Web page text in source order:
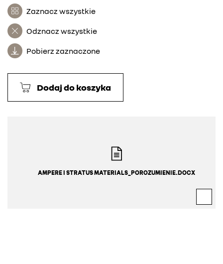
Zaznacz wszystkie
Odznacz wszystkie
Pobierz zaznaczone
Dodaj do koszyka
AMPERE I STRATUS MATERIALS_POROZUMIENIE.DOCX